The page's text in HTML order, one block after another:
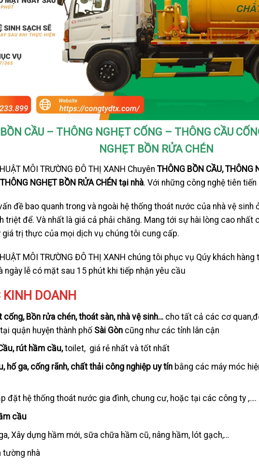
CẦU – THÔNG NGHẸT CỐNG – THÔNG CẦU
NGHẸT BỒN RỬA CHÉN
MÔI TRƯỜNG ĐÔ THỊ XANH Chuyên THÔNG BỒN CẦU, THÔNG
NGHẸT BỒN RỬA CHÉN tại nhà. Với những công nghệ tiên tiến
đề bao quanh trong và ngoài hệ thống thoát nước của nhà vệ
triệt để. Và nhất là giá cả phải chăng. Mang tới sự hài lòng cao nhất
giá trị thực của mọi dịch vụ chúng tôi cung cấp.
MÔI TRƯỜNG ĐÔ THỊ XANH chúng tôi phục vụ Qúy khách
ngày lễ có mặt sau 15 phút khi tiếp nhận yêu cầu
KINH DOANH
cống, Bồn rửa chén, thoát sàn, nhà vệ sinh…cho tất cả các cơ
quận huyện thành phố Sài Gòncũng như các tỉnh lân cận
rút hầm cầu,toilet, giá rẻ nhất và tốt nhất
hố ga, cống rãnh, chất thải công nghiệp uy tínbằng các máy móc
đặt hệ thống thoát nước gia đình, chung cư, hoặc tại các công ty ,….
cầu
Xây dựng hầm mới, sữa chữa hầm cũ, nâng hầm, lót gạch,…
tường nhà